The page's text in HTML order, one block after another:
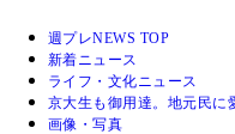
週プレNEWS TOP
新着ニュース
ライフ・文化ニュース
京大生も御用達。地元民
画像・写真